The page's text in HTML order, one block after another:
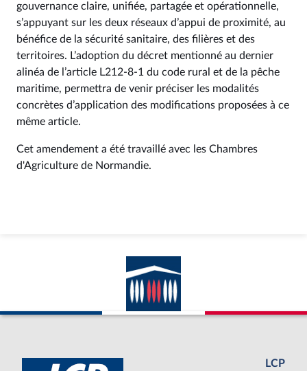
gouvernance claire, unifiée, partagée et opérationnelle,
s’appuyant sur les deux réseaux d’appui de proximité, au
bénéfice de la sécurité sanitaire, des filières et des
territoires. L’adoption du décret mentionné au dernier
alinéa de l’article L212-8-1 du code rural et de la pêche
maritime, permettra de venir préciser les modalités
concrètes d’application des modifications proposées à ce
même article.
Cet amendement a été travaillé avec les Chambres
d'Agriculture de Normandie.
LCP